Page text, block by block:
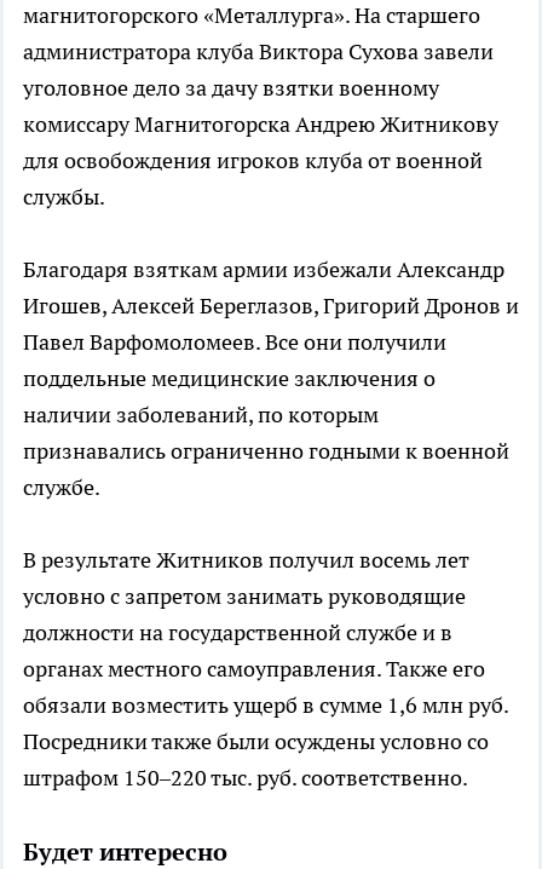
магнитогорского «Металлурга». На старшего
администратора клуба Виктора Сухова завели
уголовное дело за дачу взятки военному
комиссару Магнитогорска Андрею Житникову
для освобождения игроков клуба от военной
службы.
Благодаря взяткам армии избежали Александр
Игошев, Алексей Береглазов, Григорий Дронов и
Павел Варфомоломеев. Все они получили
поддельные медицинские заключения о
наличии заболеваний, по которым
признавались ограниченно годными к военной
службе.
В результате Житников получил восемь лет
условно с запретом занимать руководящие
должности на государственной службе и в
органах местного самоуправления. Также его
обязали возместить ущерб в сумме 1,6 млн руб.
Посредники также были осуждены условно со
штрафом 150–220 тыс. руб. соответственно.
Будет интересно